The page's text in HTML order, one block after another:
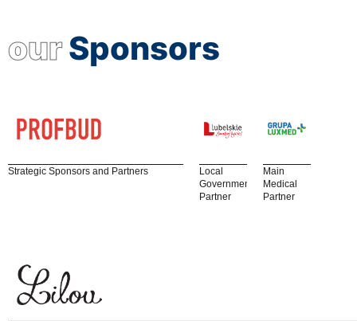
ourSponsors
Strategic Sponsors and Partners
Local
Government
Partner
Main
Medical
Partner